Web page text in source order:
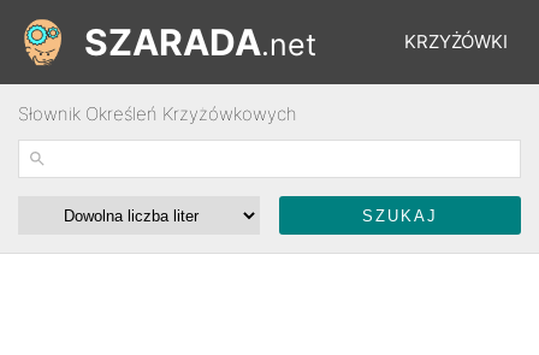
KRZYŻÓWKI
ŁAMIGŁÓWKI
SZARADA.net
Słownik Określeń Krzyżówkowych